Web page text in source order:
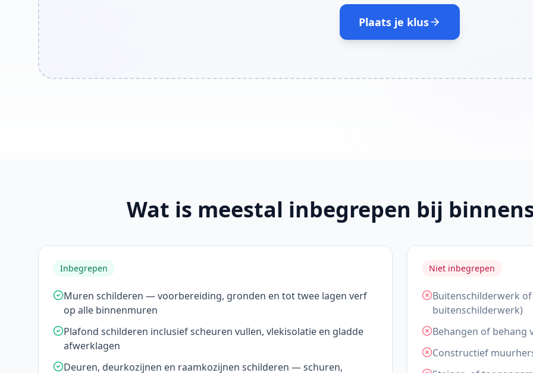
Plaats je klus
Wat is meestal inbegrepen bij
Inbegrepen
Muren schilderen — voorbereiding, gronden en tot twee lagen verf
op alle binnenmuren
Plafond schilderen inclusief scheuren vullen, vlekisolatie en gladde
afwerklagen
Deuren, deurkozijnen en raamkozijnen schilderen — schuren,
Niet inbegrepen
Buitenschilderwerk
buitenschilderwerk)
Behangen of behang
Constructief